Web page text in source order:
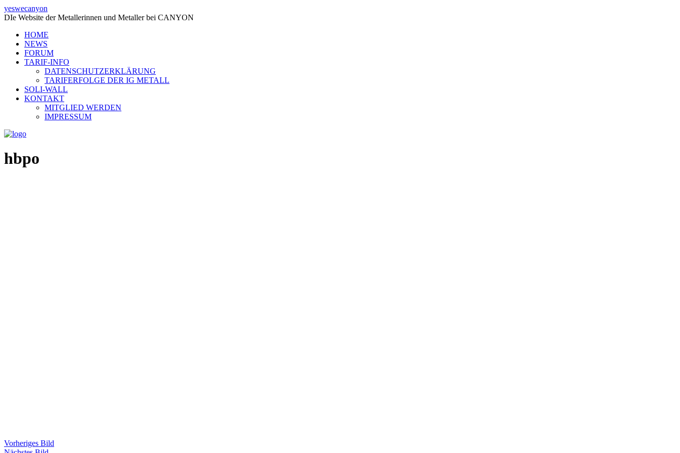
yeswecanyon
DIe Website der Metallerinnen und Metaller bei CANYON
HOME
NEWS
FORUM
TARIF-INFO
DATENSCHUTZERKLÄRUNG
TARIFERFOLGE DER IG METALL
SOLI-WALL
KONTAKT
MITGLIED WERDEN
IMPRESSUM
hbpo
Vorheriges Bild